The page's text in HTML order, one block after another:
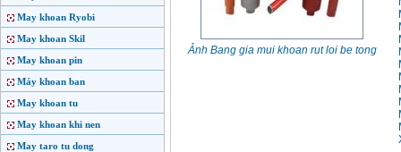
May khoan Ryobi
May khoan Skil
May khoan pin
Máy khoan ban
May khoan tu
May khoan khi nen
May taro tu dong
Ảnh Bang gia mui khoan rut loi be tong